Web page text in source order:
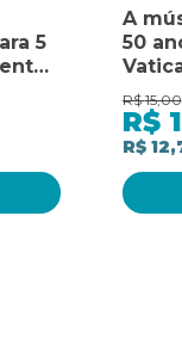
5
5
A
50
R$ 15,00
R$
R$